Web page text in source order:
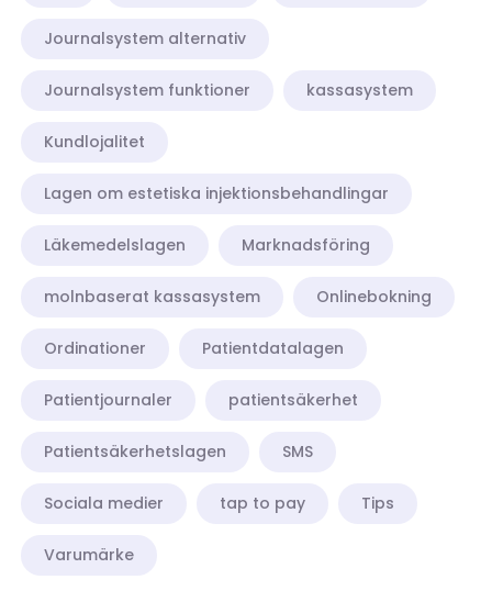
Journalsystem alternativ
Journalsystem funktioner kassasystem
Kundlojalitet
Lagen om estetiska injektionsbehandlingar
Läkemedelslagen Marknadsföring
molnbaserat kassasystem Onlinebokning
Ordinationer Patientdatalagen
Patientjournaler patientsäkerhet
Patientsäkerhetslagen SMS
Sociala medier tap to pay Tips
Varumärke